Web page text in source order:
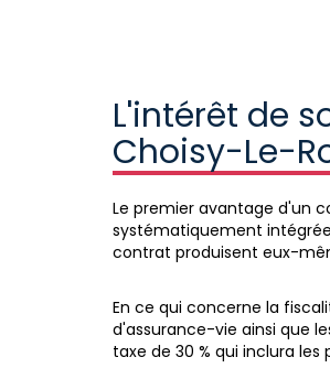
L'intérêt de
Choisy-Le-
Le premier avantage d'un
systématiquement
contrat produisent eux-
En ce qui concerne la
d'assurance-vie ainsi que
taxe de 30 % qui inclura